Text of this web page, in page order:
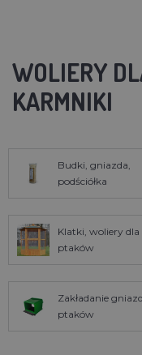
WOLIERY
KARMNIKI
Budki, gniazda,
podściółka
Klatki, woliery dla
ptaków
Zakładanie
ptaków